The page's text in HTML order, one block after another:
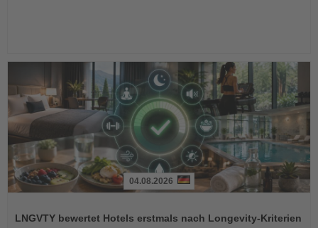
die
04.08.2026
LNGVTY bewertet Hotels erstmals nach Longevity-Kriterien